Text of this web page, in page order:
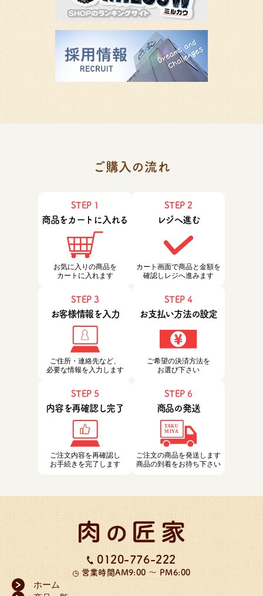
ご購入の流れ
STEP 1
商品をカートに入れる
お気に入りの商品を
カートに入れます
STEP 2
レジへ進む
カート画面で商品と金額を
確認しレジへ進みます
STEP 3
お客様情報を入力
ご住所・連絡先など、
必要な情報を入力します
STEP 4
お支払い方法の設定
ご希望の決済方法を
お選び下さい
STEP 5
内容を再確認し完了
ご注文内容を再確認し
お手続きを完了します
STEP 6
商品の発送
ご注文の商品を発送します
商品の到着をお待ち下さい
0120-776-222
営業時間AM9:00 ～ PM6:00
ホーム